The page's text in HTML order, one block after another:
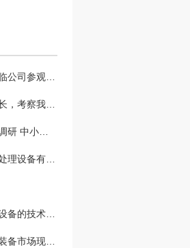
区委书记等莅临公司参观调研
省水利厅副厅长，考察我公司越西小相岭净水设备
五通桥区关于调研 中小企业生产经营现状及存在的困难
乐山市净源水处理设备有限公司 携手商会及市生态环境局对口帮扶敬老院
四川污水处理设备的技术创新及应用展望
四川污水处理装备市场现状分析